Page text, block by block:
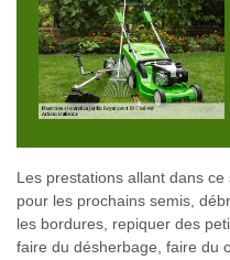
Les prestations allant dans
pour les prochains semis,
les bordures, repiquer des
faire du désherbage, faire du